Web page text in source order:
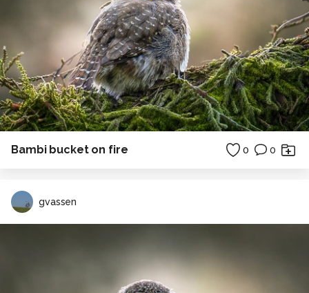
Bambi bucket on fire 0 0
gvassen